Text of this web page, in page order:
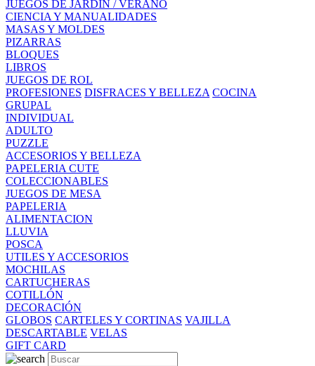
JUEGOS DE JARDIN / VERANO
CIENCIA Y MANUALIDADES
MASAS Y MOLDES
PIZARRAS
BLOQUES
LIBROS
JUEGOS DE ROL
PROFESIONES DISFRACES Y BELLEZA COCINA
GRUPAL
INDIVIDUAL
ADULTO
PUZZLE
ACCESORIOS Y BELLEZA
PAPELERIA CUTE
COLECCIONABLES
JUEGOS DE MESA
PAPELERIA
ALIMENTACION
LLUVIA
POSCA
UTILES Y ACCESORIOS
MOCHILAS
CARTUCHERAS
COTILLÓN
DECORACIÓN
GLOBOS CARTELES Y CORTINAS VAJILLA
DESCARTABLE VELAS
GIFT CARD